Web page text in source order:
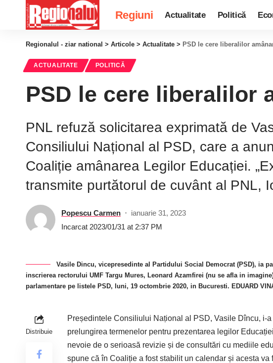
Regiuni Actualitate Politică
Regionalul - ziar national > Articole > Actualitate > PSD le cere liberalilor
ACTUALITATE POLITICĂ
PSD le cere liberalilor
PNL refuză solicitarea exprimată de
Consiliului Național al PSD, care a
Coaliție amânarea Legilor Educației.
transmite purtătorul de cuvânt al PNL,
Popescu Carmen
ianuarie 31, 2023
Incarcat 2023/01/31 at 2:37 PM
Vasile Dincu, vicepresedinte al Partidului Social Democrat (PSD), ia
inscrierea rectorului UMF Targu Mures, Leonard Azamfirei (nu se afla in
parlamentare pe listele PSD, luni, 19 octombrie 2020, in Bucuresti. EDUARD
Distribuie
Președintele Consiliului Național al PSD, Vasile Dîncu, i-
prelungirea termenelor pentru prezentarea legilor
nevoie de o serioasă revizie și de consultări cu mediile
spune că în Coaliție a fost stabilit un calendar și acesta va